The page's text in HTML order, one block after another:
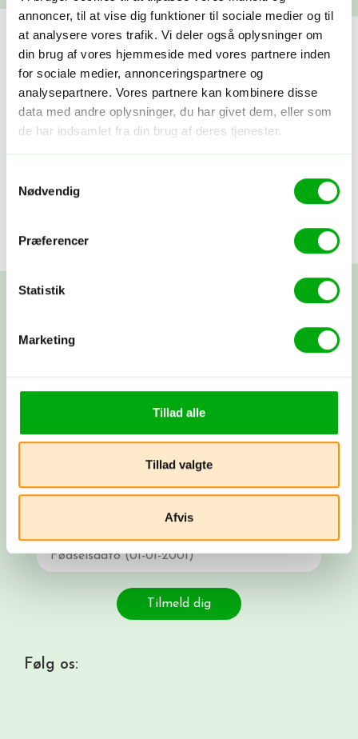
annoncer, til at vise dig funktioner til sociale medier og til
at analysere vores trafik. Vi deler også oplysninger om
din brug af vores hjemmeside med vores partnere inden
for sociale medier, annonceringspartnere og
analysepartnere. Vores partnere kan kombinere disse
data med andre oplysninger, du har givet dem, eller som
de har indsamlet fra din brug af deres tjenester.
Nødvendig
Præferencer
Statistik
Marketing
Tillad alle
Tillad valgte
Afvis
vores nyhedsbrev og få spændende nyheder,
konkurrencer og tilbud på rejser.
Fødselsdato
Tilmeld dig
Følg os: